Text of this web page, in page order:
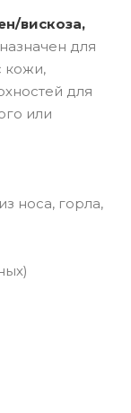
вискоза,
для
кожи,
для
или
носа, горла,